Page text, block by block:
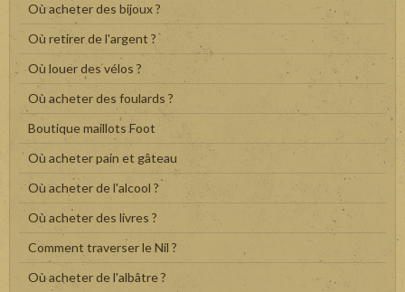
Où acheter des bijoux ?
Où retirer de l'argent ?
Où louer des vélos ?
Où acheter des foulards ?
Boutique maillots Foot
Où acheter pain et gâteau
Où acheter de l'alcool ?
Où acheter des livres ?
Comment traverser le Nil ?
Où acheter de l'albâtre ?